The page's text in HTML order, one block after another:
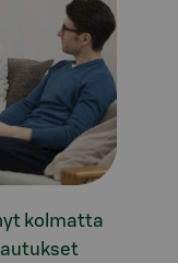
kolmatta